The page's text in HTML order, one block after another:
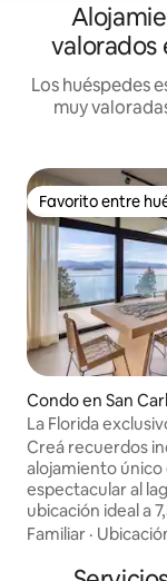
valorados
Los huéspedes
muy
Favorito entre
Favorito entre
Condo en San
e
La Florida
excelente vista I
Creá recuerdos
alojamiento único
espectacular al lago Nahuel Huapi,
ubicación ideal a
y 13 kms del cerro
distancia. , a 500
Familiar ·